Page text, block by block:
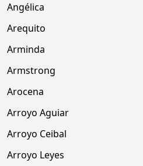
Angélica
Arequito
Arminda
Armstrong
Arocena
Arroyo Aguiar
Arroyo Ceibal
Arroyo Leyes